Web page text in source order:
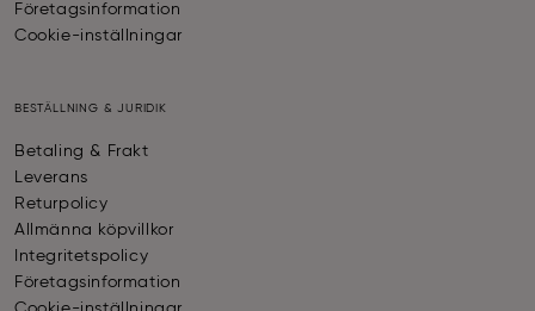
Företagsinformation
Cookie-inställningar
BESTÄLLNING & JURIDIK
Betaling & Frakt
Leverans
Returpolicy
Allmänna köpvillkor
Integritetspolicy
Företagsinformation